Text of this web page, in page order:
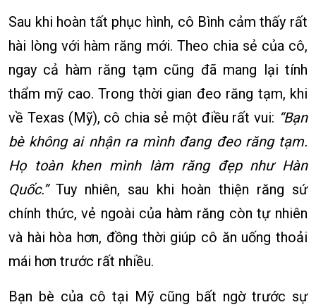
Sau khi hoàn tất phục hình, cô Bình cảm thấy rất
hài lòng với hàm răng mới. Theo chia sẻ của cô,
ngay cả hàm răng tạm cũng đã mang lại tính
thẩm mỹ cao. Trong thời gian đeo răng tạm, khi
về Texas (Mỹ), cô chia sẻ một điều rất vui: “Bạn
bè không ai nhận ra mình đang đeo răng tạm.
Họ toàn khen mình làm răng đẹp như Hàn
Quốc.” Tuy nhiên, sau khi hoàn thiện răng sứ
chính thức, vẻ ngoài của hàm răng còn tự nhiên
và hài hòa hơn, đồng thời giúp cô ăn uống thoải
mái hơn trước rất nhiều.
Bạn bè của cô tại Mỹ cũng bất ngờ trước sự